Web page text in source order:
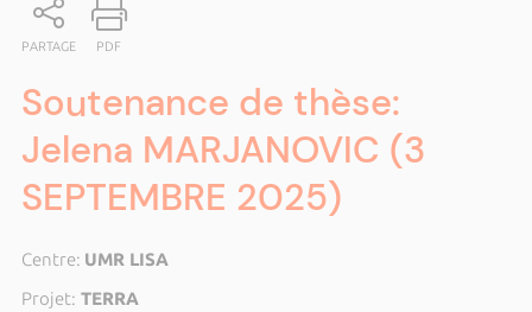
PARTAGE PDF
Soutenance de thèse:
Jelena MARJANOVIC (3
SEPTEMBRE 2025)
Centre: UMR LISA
Projet: TERRA